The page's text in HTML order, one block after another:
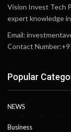
Vision Invest Tech
expert knowledge
Email:
Contact
Popular
NEWS
Business